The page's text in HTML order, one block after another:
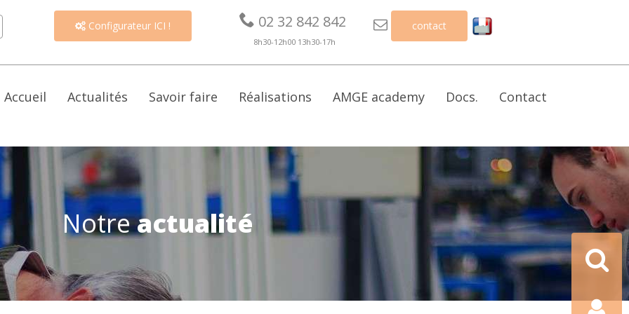
 Configurateur ICI !  02 32 842 842
8h30-12h00 13h30-17h
 contact
Accueil Actualités Savoir faire Réalisations AMGE academy Docs. Contact
Notreactualité